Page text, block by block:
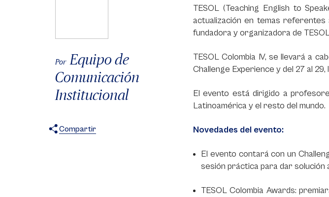
Por Equipo de
Comunicación
Institucional
Compartir
TESOL (Teaching English to
actualización en temas referentes
fundadora y organizadora de
TESOL Colombia IV, se llevará a
Challenge Experience y del 27 al
El evento está dirigido a
Latinoamérica y el resto del mundo.
Novedades del evento:
El evento contará con un
sesión práctica para dar solución
TESOL Colombia Awards: